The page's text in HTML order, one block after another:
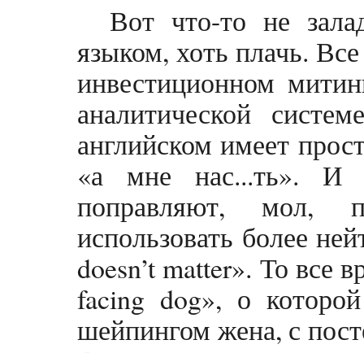
Вот что-то не
языком, хоть плачь.
инвестиционном
аналитической
английском имеет
«а мне нас...ть». И
поправляют, мол,
использовать более
doesn’t matter». То все
facing dog», о
шейпингом жена, с